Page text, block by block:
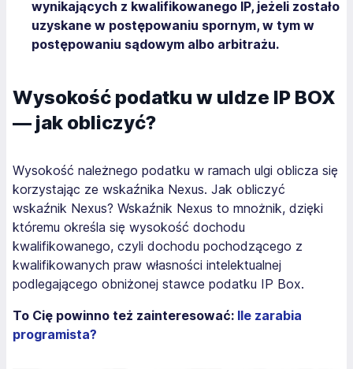
wynikających z kwalifikowanego IP, jeżeli zostało
uzyskane w postępowaniu spornym, w tym w
postępowaniu sądowym albo arbitrażu.
Wysokość podatku w uldze IP BOX
— jak obliczyć?
Wysokość należnego podatku w ramach ulgi oblicza się
korzystając ze wskaźnika Nexus. Jak obliczyć
wskaźnik Nexus? Wskaźnik Nexus to mnożnik, dzięki
któremu określa się wysokość dochodu
kwalifikowanego, czyli dochodu pochodzącego z
kwalifikowanych praw własności intelektualnej
podlegającego obniżonej stawce podatku IP Box.
To Cię powinno też zainteresować: Ile zarabia
programista?